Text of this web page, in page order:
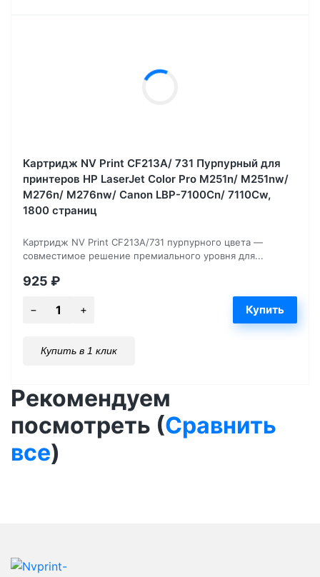
Картридж NV Print CF213A/ 731 Пурпурный для
принтеров HP LaserJet Color Pro M251n/ M251nw/
M276n/ M276nw/ Canon LBP-7100Cn/ 7110Cw,
1800 страниц
Картридж NV Print CF213A/731 пурпурного цвета —
совместимое решение премиального уровня для...
925 ₽
Купить в 1 клик
Рекомендуем
посмотреть (Сравнить
все)